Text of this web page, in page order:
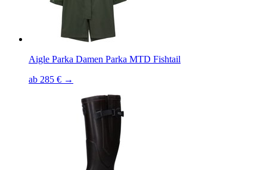
Aigle Parka Damen Parka MTD Fishtail
ab 285 € →